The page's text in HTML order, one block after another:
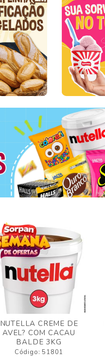
NUTELLA CREME DE
AVEL? COM CACAU
BALDE 3KG
Código: 51801